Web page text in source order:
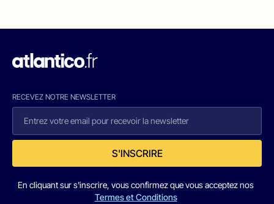
RECEVEZ NOTRE NEWSLETTER
S'INSCRIRE
En cliquant sur s'inscrire, vous confirmez que vous acceptez nos
Termes et Conditions